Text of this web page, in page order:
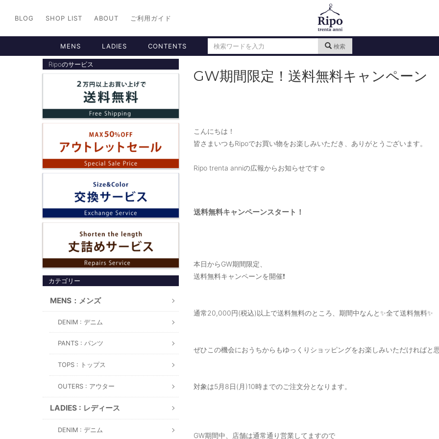
BLOG SHOP LIST ABOUT ご利用ガイド
MENS LADIES CONTENTS 検索
Ripoのサービス
カテゴリー
MENS：メンズ
DENIM : デニム
PANTS : パンツ
TOPS : トップス
OUTERS : アウター
LADIES : レディース
DENIM : デニム
GW期間限定！送料無料キャンペーン
こんにちは！
皆さまいつもRipoでお買い物をお楽しみいただき、ありがとうございます。
Ripo trenta anniの広報からお知らせです☺
送料無料キャンペーンスタート！
本日からGW期間限定、
送料無料キャンペーンを開催❗
通常20,000円(税込)以上で送料無料のところ、期間中なんと✨全て送料無料✨
ぜひこの機会におうちからもゆっくりショッピングをお楽しみいただければと
対象は5月8日(月)10時までのご注文分となります。
GW期間中、店舗は通常通り営業してますので